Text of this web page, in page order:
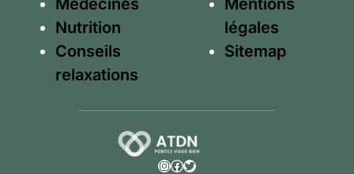
Médecines
Nutrition
Conseils
relaxations
Mentions
légales
Sitemap